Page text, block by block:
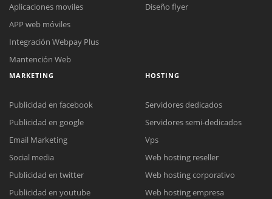
Reunión online
Nuestros ejecutivos le enviarán un correo electrónico con el enlace a
Meet para la reunión online.
Cotización
Chat Online
Todos nuestros ejecutivos están fuera de línea. Complete el formulario
Aplicaciones moviles
APP web móviles
Integración Webpay Plus
Mantención Web
Diseño flyer
MARKETING
Publicidad en facebook
Publicidad en google
Email Marketing
Social media
Publicidad en twitter
Publicidad en youtube
HOSTING
Servidores dedicados
Servidores semi-dedicados
Vps
Web hosting reseller
Web hosting corporativo
Web hosting empresa